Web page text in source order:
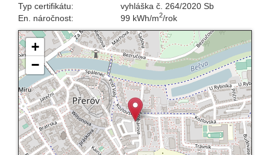
Typ certifikátu:
vyhláška č. 264/2020 Sb
En. náročnost:
99 kWh/m2/rok
+
−